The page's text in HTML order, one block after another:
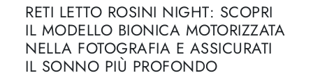
RETI LETTO ROSINI NIGHT: SCOPRI
IL MODELLO BIONICA MOTORIZZATA
NELLA FOTOGRAFIA E ASSICURATI
IL SONNO PIÙ PROFONDO